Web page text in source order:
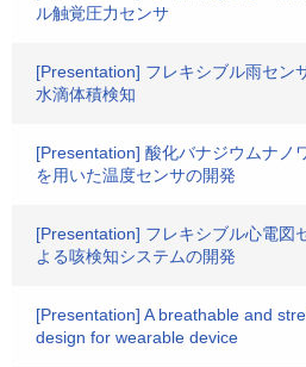
ル触覚圧力センサ
[Presentation] フレキシブル雨セン
水滴体積検知
[Presentation] 酸化バナジウムナノ
を用いた温度センサの開発
[Presentation] フレキシブル心電図
よる咳検知システムの開発
[Presentation] A breathable and
design for wearable device